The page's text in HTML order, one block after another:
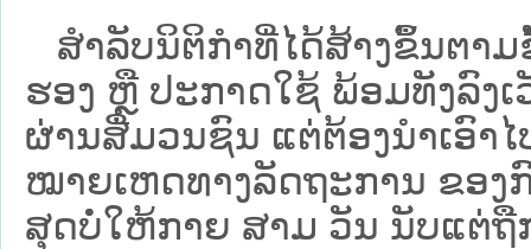
ສໍາລັບນິຕິກໍາທີ່ໄດ້ສ້າງຂຶ້ນຕາ
ຮອງ ຫຼື ປະກາດໃຊ້ ພ້ອມທັງລົງ
ຜ່ານສື່ມວນຊົນ ແຕ່ຕ້ອງນໍາເອົາ
ໝາຍ​ເຫດ​ທາງ​ລັດ​ຖະ​ການ​ ຂອ
ສຸດບໍ່ໃຫ້ກາຍ ສາມ ວັນ ນັບແຕ່ຖື